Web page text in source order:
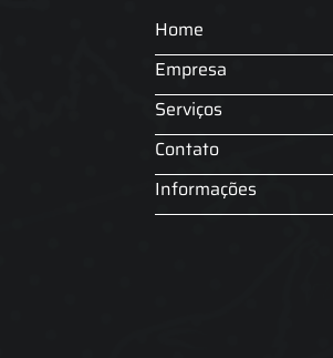
Home
Empresa
Serviços
Contato
Informações